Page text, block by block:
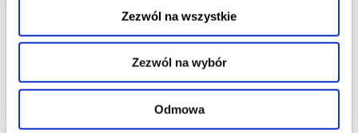
Zezwól na wszystkie
Zezwól na wybór
Odmowa
Koncert Chopinowski w Sali Koncertowej
Fryderyk
07.08.2026 , g. 14:30
Warszawa
Fryderyk Concert Hall w Warsza...